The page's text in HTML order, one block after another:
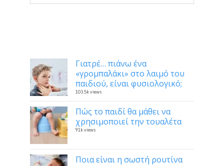
Γιατρέ… πιάνω ένα
«γρομπαλάκι» στο λαιμό του
παιδιού, είναι φυσιολογικό;
103.5k views
Πώς το παιδί θα μάθει να
χρησιμοποιεί την τουαλέτα
91k views
Ποια είναι η σωστή ρουτίνα